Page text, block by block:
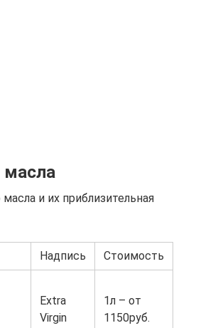
масла
и их приблизительная
Надпись Стоимость
Extra
Virgin
1л – от
1150руб.